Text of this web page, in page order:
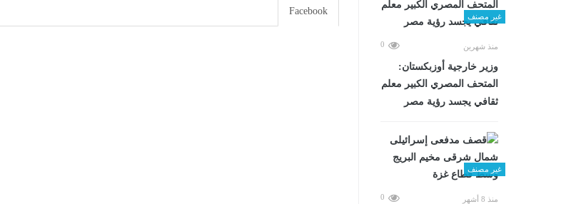
غير مصنف
منذ شهرين 0
وزير خارجية أوزبكستان:
المتحف المصري الكبير معلم
ثقافي يجسد رؤية مصر
غير مصنف
منذ 8 أشهر 0
Facebook